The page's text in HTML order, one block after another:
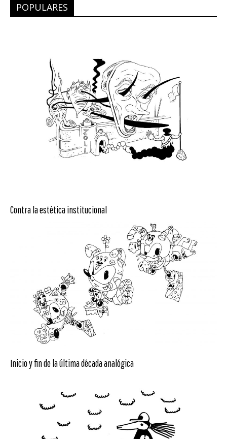
POPULARES
Contra la estética institucional
Inicio y fin de la última década analógica